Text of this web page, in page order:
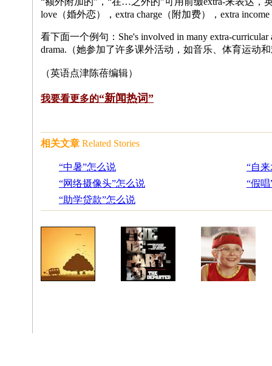
love（婚外恋），extra charge（附加费），extra
看下面一个例句：She's involved in many extra-curricular
drama.（她参加了许多课外活动，如音乐、体育运动
（英语点津陈蓓编辑）
我要看更多的“新闻热词”
相关文章 Related Stories
“中暑”怎么说
“自
“网络摄像头”怎么说
“假
“助学贷款”怎么说